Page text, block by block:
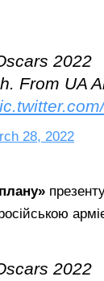
2022
From UA
28, 2022
2022